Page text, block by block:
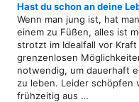
Hast du schon an deine
Wenn man jung ist, hat
einem zu Füßen, alles ist
strotzt im Idealfall vor
grenzenlosen
notwendig, um dauerhaft
zu leben. Leider schöpfen
frühzeitig aus …